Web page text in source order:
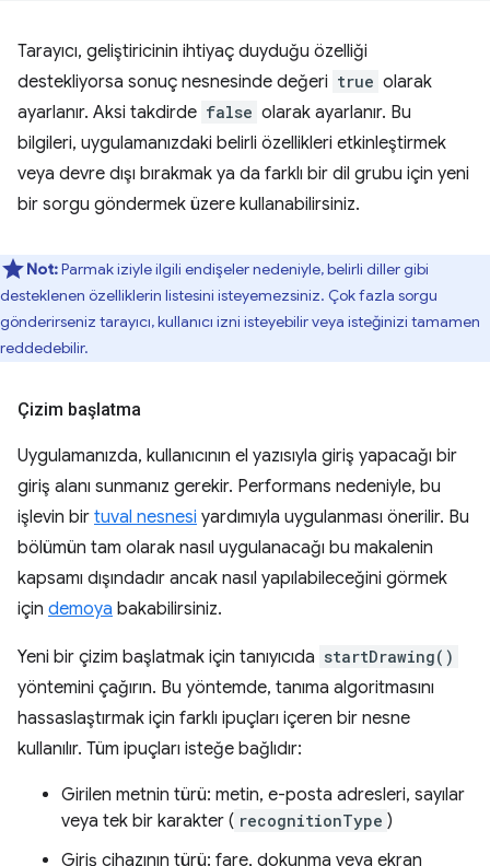
Tarayıcı, geliştiricinin ihtiyaç duyduğu özelliği
destekliyorsa sonuç nesnesinde değeri true olarak
ayarlanır. Aksi takdirde false olarak ayarlanır. Bu
bilgileri, uygulamanızdaki belirli özellikleri etkinleştirmek
veya devre dışı bırakmak ya da farklı bir dil grubu için yeni
bir sorgu göndermek üzere kullanabilirsiniz.
Not:Parmak iziyle ilgili endişeler nedeniyle, belirli diller gibi
desteklenen özelliklerin listesini isteyemezsiniz. Çok fazla sorgu
gönderirseniz tarayıcı, kullanıcı izni isteyebilir veya isteğinizi tamamen
reddedebilir.
Çizim başlatma
Uygulamanızda, kullanıcının el yazısıyla giriş yapacağı bir
giriş alanı sunmanız gerekir. Performans nedeniyle, bu
işlevin bir tuval nesnesi yardımıyla uygulanması önerilir. Bu
bölümün tam olarak nasıl uygulanacağı bu makalenin
kapsamı dışındadır ancak nasıl yapılabileceğini görmek
için demoya bakabilirsiniz.
Yeni bir çizim başlatmak için tanıyıcıda startDrawing()
yöntemini çağırın. Bu yöntemde, tanıma algoritmasını
hassaslaştırmak için farklı ipuçları içeren bir nesne
kullanılır. Tüm ipuçları isteğe bağlıdır:
Girilen metnin türü: metin, e-posta adresleri, sayılar
veya tek bir karakter ( recognitionType )
Giriş cihazının türü: fare, dokunma veya ekran